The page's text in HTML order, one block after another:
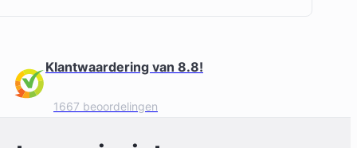
Klantwaardering van 8.8!
1667 beoordelingen